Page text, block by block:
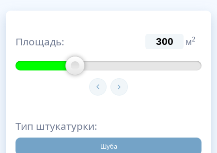
Площадь: м2
Тип штукатурки:
Шуба